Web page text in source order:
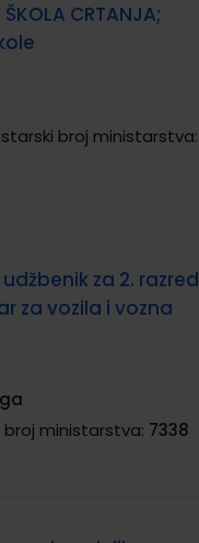
CRTANJA;
broj ministarstva:
udžbenik za 2. razred
za vozila i vozna
broj ministarstva: 7338